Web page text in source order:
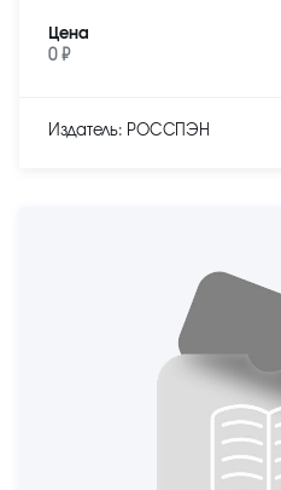
Цена
0 ₽
Издатель: РОССПЭН